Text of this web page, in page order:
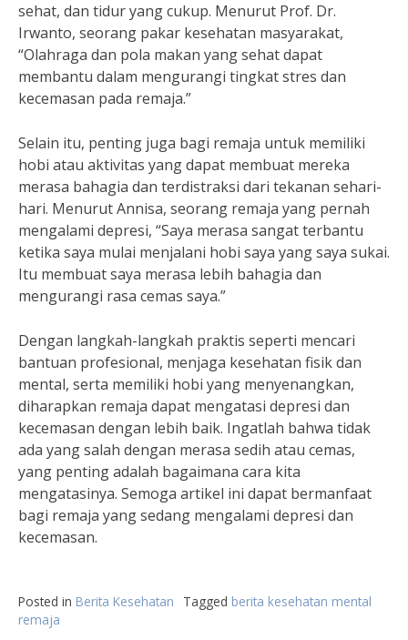
sehat, dan tidur yang cukup. Menurut Prof. Dr.
Irwanto, seorang pakar kesehatan masyarakat,
“Olahraga dan pola makan yang sehat dapat
membantu dalam mengurangi tingkat stres dan
kecemasan pada remaja.”
Selain itu, penting juga bagi remaja untuk memiliki
hobi atau aktivitas yang dapat membuat mereka
merasa bahagia dan terdistraksi dari tekanan sehari-
hari. Menurut Annisa, seorang remaja yang pernah
mengalami depresi, “Saya merasa sangat terbantu
ketika saya mulai menjalani hobi saya yang saya sukai.
Itu membuat saya merasa lebih bahagia dan
mengurangi rasa cemas saya.”
Dengan langkah-langkah praktis seperti mencari
bantuan profesional, menjaga kesehatan fisik dan
mental, serta memiliki hobi yang menyenangkan,
diharapkan remaja dapat mengatasi depresi dan
kecemasan dengan lebih baik. Ingatlah bahwa tidak
ada yang salah dengan merasa sedih atau cemas,
yang penting adalah bagaimana cara kita
mengatasinya. Semoga artikel ini dapat bermanfaat
bagi remaja yang sedang mengalami depresi dan
kecemasan.
Posted in Berita Kesehatan Tagged berita kesehatan mental
remaja